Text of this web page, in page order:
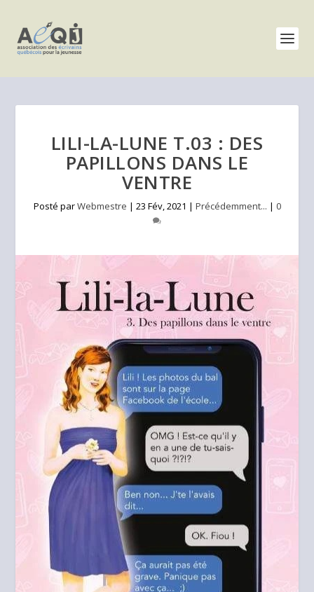
LILI-LA-LUNE T.03 : DES
PAPILLONS DANS LE
VENTRE
Posté parWebmestre | 23 Fév, 2021 | Précédemment... | 0